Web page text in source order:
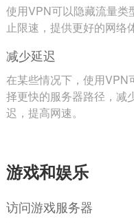
使用VPN可以隐藏流量类
止限速，提供更好的网络
减少延迟
在某些情况下，使用VPN
择更快的服务器路径，减
迟，提高网速。
游戏和娱乐
访问游戏服务器